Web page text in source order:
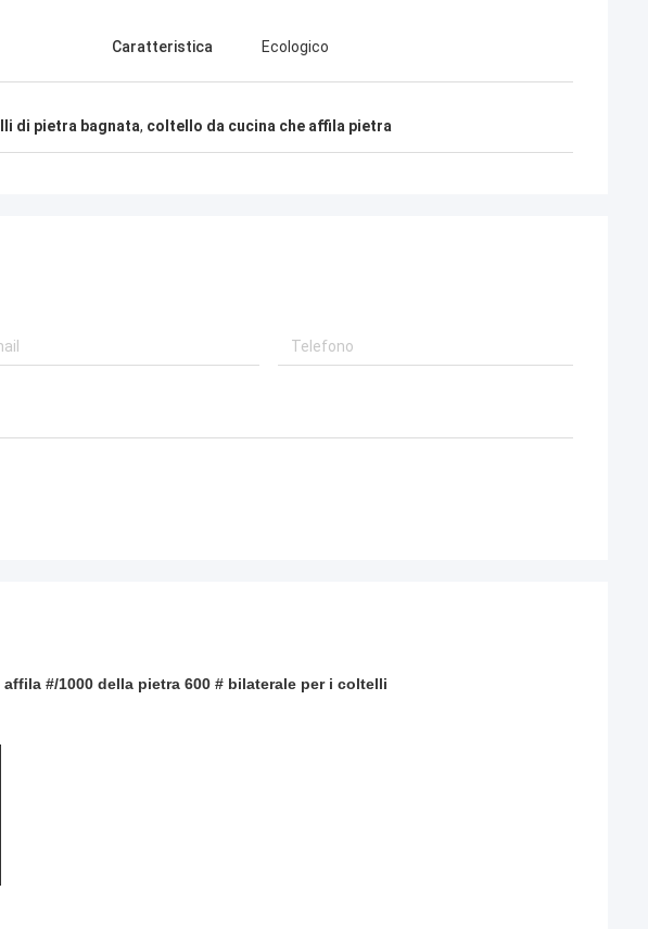
Caratteristica Ecologico
di pietra bagnata, coltello da cucina che affila pietra
#/1000 della pietra 600 # bilaterale per i coltelli